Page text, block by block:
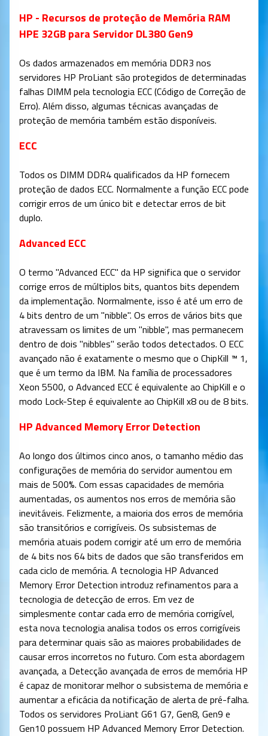
HP - Recursos de proteção de Memória RAM
HPE 32GB para Servidor DL380 Gen9
Os dados armazenados em memória DDR3 nos
servidores HP ProLiant são protegidos de determinadas
falhas DIMM pela tecnologia ECC (Código de Correção de
Erro). Além disso, algumas técnicas avançadas de
proteção de memória também estão disponíveis.
ECC
Todos os DIMM DDR4 qualificados da HP fornecem
proteção de dados ECC. Normalmente a função ECC pode
corrigir erros de um único bit e detectar erros de bit
duplo.
Advanced ECC
O termo "Advanced ECC" da HP significa que o servidor
corrige erros de múltiplos bits, quantos bits dependem
da implementação. Normalmente, isso é até um erro de
4 bits dentro de um "nibble". Os erros de vários bits que
atravessam os limites de um "nibble", mas permanecem
dentro de dois "nibbles" serão todos detectados. O ECC
avançado não é exatamente o mesmo que o ChipKill ™ 1,
que é um termo da IBM. Na família de processadores
Xeon 5500, o Advanced ECC é equivalente ao ChipKill e o
modo Lock-Step é equivalente ao ChipKill x8 ou de 8 bits.
HP Advanced Memory Error Detection
Ao longo dos últimos cinco anos, o tamanho médio das
configurações de memória do servidor aumentou em
mais de 500%. Com essas capacidades de memória
aumentadas, os aumentos nos erros de memória são
inevitáveis. Felizmente, a maioria dos erros de memória
são transitórios e corrigíveis. Os subsistemas de
memória atuais podem corrigir até um erro de memória
de 4 bits nos 64 bits de dados que são transferidos em
cada ciclo de memória. A tecnologia HP Advanced
Memory Error Detection introduz refinamentos para a
tecnologia de detecção de erros. Em vez de
simplesmente contar cada erro de memória corrigível,
esta nova tecnologia analisa todos os erros corrigíveis
para determinar quais são as maiores probabilidades de
causar erros incorretos no futuro. Com esta abordagem
avançada, a Detecção avançada de erros de memória HP
é capaz de monitorar melhor o subsistema de memória e
aumentar a eficácia da notificação de alerta de pré-falha.
Todos os servidores ProLiant G61 G7, Gen8, Gen9 e
Gen10 possuem HP Advanced Memory Error Detection.